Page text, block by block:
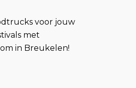
voor jouw
met
in Breukelen!